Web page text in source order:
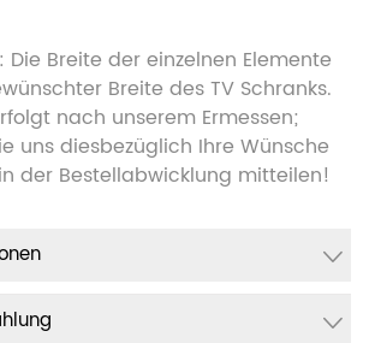
Die Breite der einzelnen Elemente
Breite des TV Schranks.
nach unserem Ermessen;
uns diesbezüglich Ihre Wünsche
der Bestellabwicklung mitteilen!